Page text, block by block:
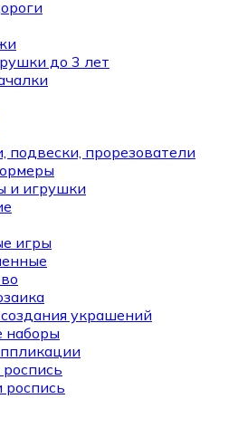
до 3 лет
подвески, прорезователи
и игрушки
игры
украшений
наборы
роспись